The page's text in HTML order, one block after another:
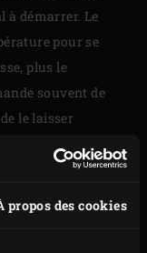
propos des cookies
démarrer. Le
pour se
plus le
souvent de
le laisser
cet